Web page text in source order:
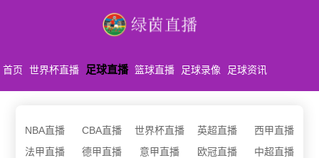
首页 世界杯直播 足球直播 篮球直播 足球录像 足球资讯
NBA直播 CBA直播 世界杯直播 英超直播
西甲直播
法甲直播
德甲直播 意甲直播 欧冠直播
中超直播